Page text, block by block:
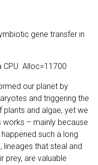
gene transfer in
CPU Alloc=11700
our planet by
and triggering the
and algae, yet we
– mainly because
such a long
that steal and
prey, are valuable